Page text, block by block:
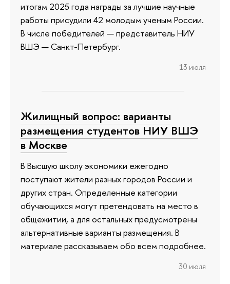
итогам 2025 года награды за лучшие научные
работы присудили 42 молодым ученым России.
В числе победителей — представитель НИУ
ВШЭ — Санкт-Петербург.
13 июля
Жилищный вопрос: варианты
размещения студентов НИУ ВШЭ
в Москве
В Высшую школу экономики ежегодно
поступают жители разных городов России и
других стран. Определенные категории
обучающихся могут претендовать на место в
общежитии, а для остальных предусмотрены
альтернативные варианты размещения. В
материале рассказываем обо всем подробнее.
30 июля